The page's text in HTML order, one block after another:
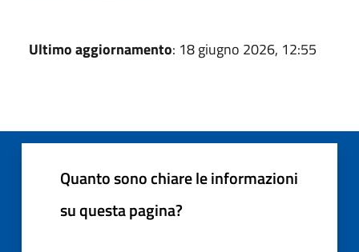
Ultimo aggiornamento: 18 giugno 2026, 12:55
Quanto sono chiare le informazioni
su questa pagina?